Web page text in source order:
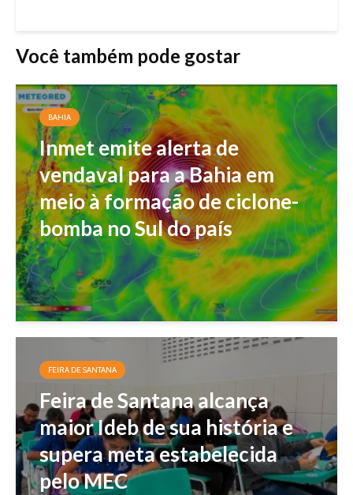
Você também pode gostar
BAHIA
Inmet emite alerta de
vendaval para a Bahia em
meio à formação de ciclone-
bomba no Sul do país
FEIRA DE SANTANA
Feira de Santana alcança
maior Ideb de sua história e
supera meta estabelecida
pelo MEC